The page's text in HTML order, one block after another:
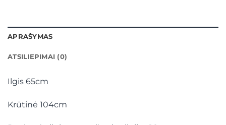
APRAŠYMAS
ATSILIEPIMAI (0)
Ilgis 65cm
Krūtinė 104cm